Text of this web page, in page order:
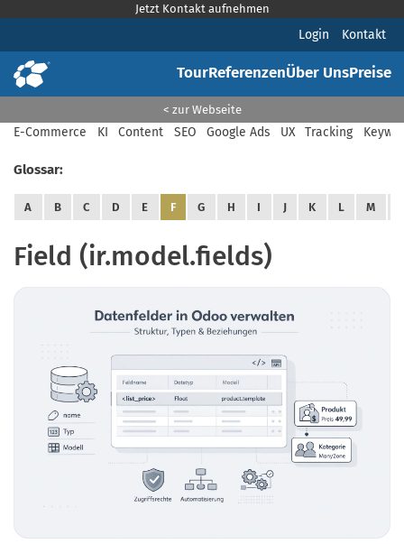
Jetzt Kontakt aufnehmen
Login Kontakt
TourReferenzenÜber UnsPreise
< zur Webseite
E-Commerce KI Content SEO Google Ads UX Tracking
Glossar:
A B C D E F G H I J K L M
Field (ir.model.fields)